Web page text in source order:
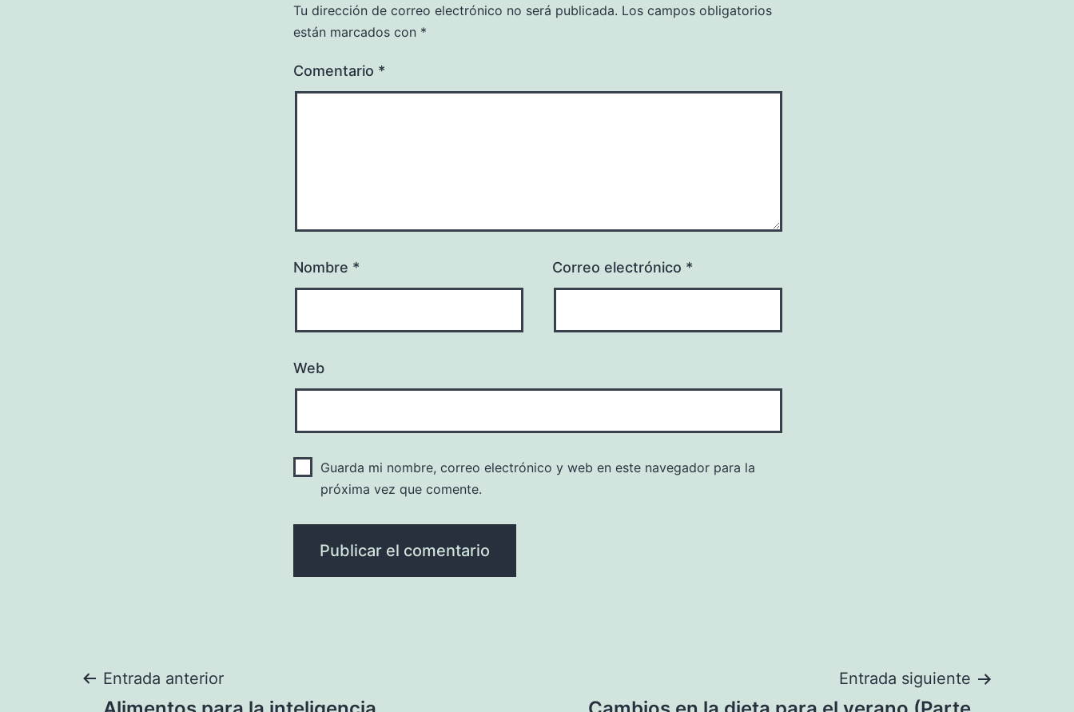
Tu dirección de correo electrónico no será publicada. Los campos obligatorios
están marcados con *
Comentario *
Nombre * Correo electrónico *
Web
Guarda mi nombre, correo electrónico y web en este navegador para la
próxima vez que comente.
Navegación
Entrada anterior Entrada siguiente